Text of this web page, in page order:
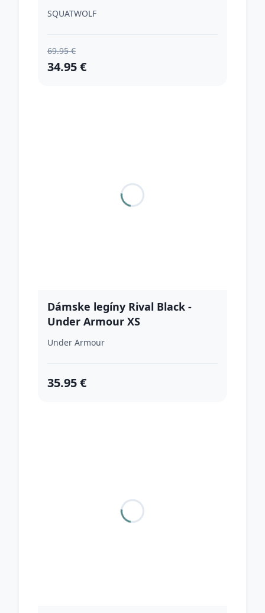
SQUATWOLF
69.95 €
34.95 €
Dámske legíny Rival Black -
Under Armour XS
Under Armour
35.95 €